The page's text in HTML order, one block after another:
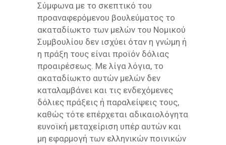
Σύμφωνα με το σκεπτικό του
προαναφερόμενου βουλεύματος το
ακαταδίωκτο των μελών του Νομικού
Συμβουλίου δεν ισχύει όταν η γνώμη ή
η πράξη τους είναι προϊόν δόλιας
προαιρέσεως. Με λίγα λόγια, το
ακαταδίωκτο αυτών μελών δεν
καταλαμβάνει και τις ενδεχόμενες
δόλιες πράξεις ή παραλείψεις τους,
καθώς τότε επέρχεται αδικαιολόγητα
ευνοϊκή μεταχείριση υπέρ αυτών και
μη εφαρμογή των ελληνικών ποινικών